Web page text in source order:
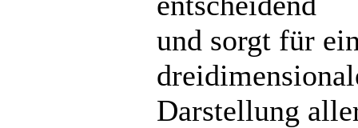
und sorgt für
Darstellung